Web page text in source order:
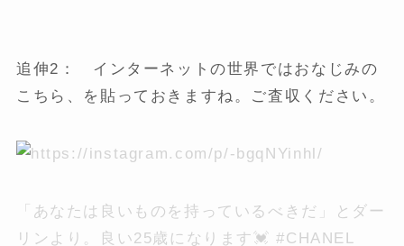
追伸2： インターネットの世界ではおなじみの
こちら、を貼っておきますね。ご査収ください。
「あなたは良いものを持っているべきだ」とダー
リンより。良い25歳になります💓 #CHANEL